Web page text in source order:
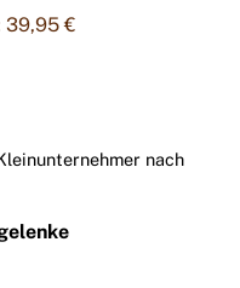
39,95€
nach